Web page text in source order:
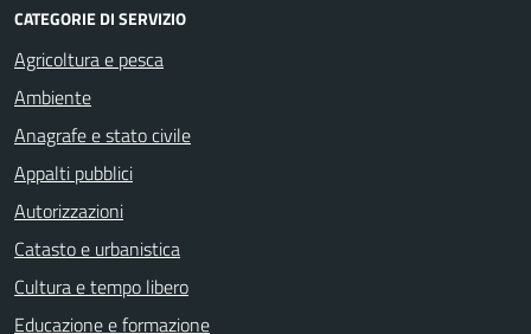
CATEGORIE DI SERVIZIO
Agricoltura e pesca
Ambiente
Anagrafe e stato civile
Appalti pubblici
Autorizzazioni
Catasto e urbanistica
Cultura e tempo libero
Educazione e formazione